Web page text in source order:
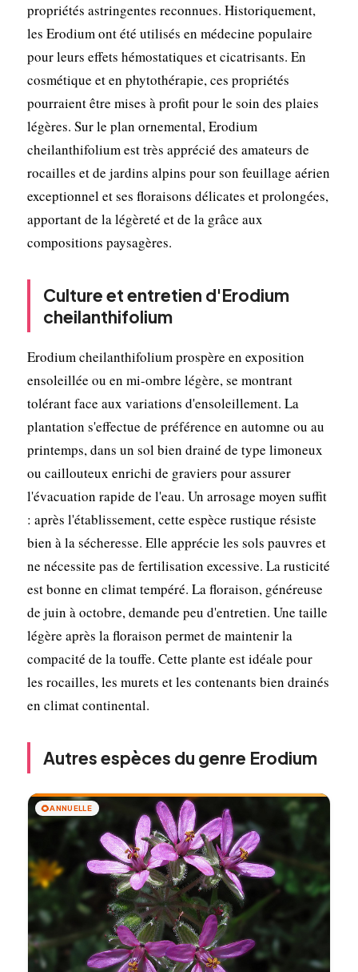
propriétés astringentes reconnues. Historiquement,
les Erodium ont été utilisés en médecine populaire
pour leurs effets hémostatiques et cicatrisants. En
cosmétique et en phytothérapie, ces propriétés
pourraient être mises à profit pour le soin des plaies
légères. Sur le plan ornemental, Erodium
cheilanthifolium est très apprécié des amateurs de
rocailles et de jardins alpins pour son feuillage aérien
exceptionnel et ses floraisons délicates et prolongées,
apportant de la légèreté et de la grâce aux
compositions paysagères.
Culture et entretien d'Erodium
cheilanthifolium
Erodium cheilanthifolium prospère en exposition
ensoleillée ou en mi-ombre légère, se montrant
tolérant face aux variations d'ensoleillement. La
plantation s'effectue de préférence en automne ou au
printemps, dans un sol bien drainé de type limoneux
ou caillouteux enrichi de graviers pour assurer
l'évacuation rapide de l'eau. Un arrosage moyen suffit
: après l'établissement, cette espèce rustique résiste
bien à la sécheresse. Elle apprécie les sols pauvres et
ne nécessite pas de fertilisation excessive. La rusticité
est bonne en climat tempéré. La floraison, généreuse
de juin à octobre, demande peu d'entretien. Une taille
légère après la floraison permet de maintenir la
compacité de la touffe. Cette plante est idéale pour
les rocailles, les murets et les contenants bien drainés
en climat continental.
Autres espèces du genre Erodium
🌻ANNUELLE